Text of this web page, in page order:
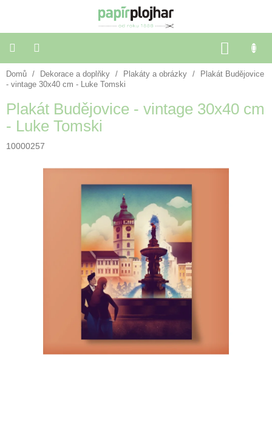
KOŠÍK
Balení
dárků
Dekorace
doplňky
Domů / Dekorace a doplňky / Plakáty a obrázky /
Plakát Budějovice
- vintage 30x40 cm - Luke Tomski
Plakát Budějovice - vintage 30x40 cm
- Luke Tomski
10000257